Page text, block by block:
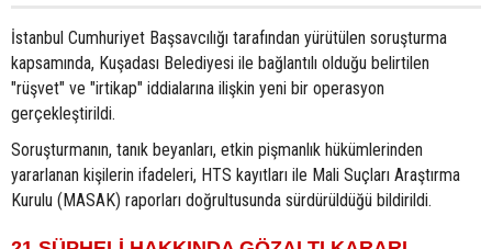
İstanbul Cumhuriyet Başsavcılığı tarafından yürütülen soruşturma
kapsamında, Kuşadası Belediyesi ile bağlantılı olduğu belirtilen
"rüşvet" ve "irtikap" iddialarına ilişkin yeni bir operasyon
gerçekleştirildi.
Soruşturmanın, tanık beyanları, etkin pişmanlık hükümlerinden
yararlanan kişilerin ifadeleri, HTS kayıtları ile Mali Suçları Araştırma
Kurulu (MASAK) raporları doğrultusunda sürdürüldüğü bildirildi.